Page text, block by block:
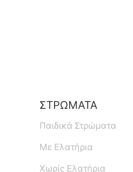
ΣΤΡΩΜΑΤΑ
Παιδικά Στρώματα
Με Ελατήρια
Χωρίς Ελατήρια